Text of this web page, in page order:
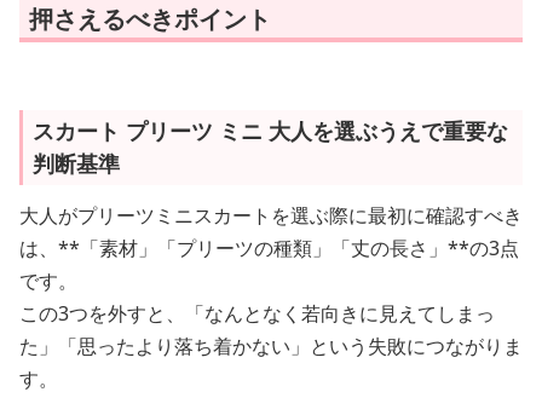
押さえるべきポイント
スカート プリーツ ミニ 大人を選ぶうえで重要な
判断基準
大人がプリーツミニスカートを選ぶ際に最初に確認すべき
は、**「素材」「プリーツの種類」「丈の長さ」**の3点
です。
この3つを外すと、「なんとなく若向きに見えてしまっ
た」「思ったより落ち着かない」という失敗につながりま
す。